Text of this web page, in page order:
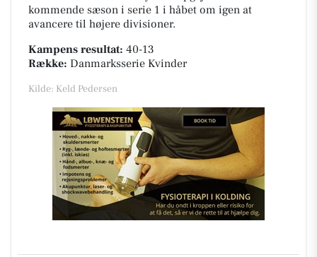
kommende sæson i serie 1 i håbet om igen at
avancere til højere divisioner.
Kampens resultat: 40-13
Række: Danmarksserie Kvinder
Kilde: Keld Pedersen